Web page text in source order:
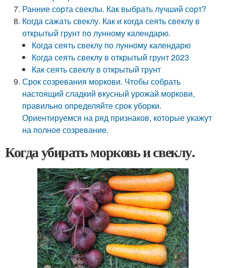
Ранние сорта свеклы. Как выбрать лучший сорт?
Когда сажать свеклу. Как и когда сеять свеклу в
открытый грунт по лунному календарю.
Когда сеять свеклу по лунному календарю
Когда сеять свеклу в открытый грунт 2023
Как сеять свеклу в открытый грунт
Срок созревания моркови. Чтобы собрать
настоящий сладкий вкусный урожай моркови,
правильно определяйте срок уборки.
Ориентируемся на ряд признаков, которые укажут
на полное созревание.
Когда убирать морковь и свеклу.